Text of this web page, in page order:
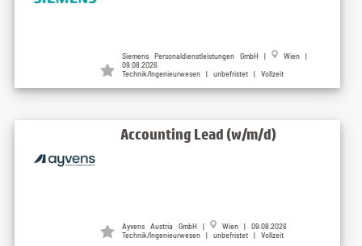
Siemens Personaldienstleistungen GmbH |
Wien |
09.08.2026
Technik/Ingenieurwesen | unbefristet | Vollzeit
Accounting Lead (w/m/d)
Ayvens Austria GmbH |
Wien | 09.08.2026
Technik/Ingenieurwesen | unbefristet | Vollzeit